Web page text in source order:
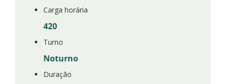
Cadastro de interesse
Carga horária
420
Turno
Noturno
Duração